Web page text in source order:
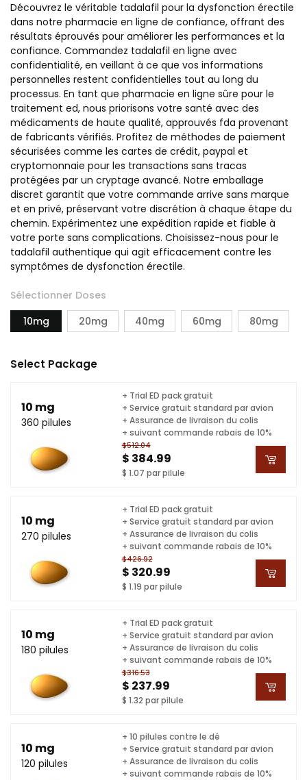
Découvrez le véritable tadalafil pour la dysfonction érectile
dans notre pharmacie en ligne de confiance, offrant des
résultats éprouvés pour améliorer les performances et la
confiance. Commandez tadalafil en ligne avec
confidentialité, en veillant à ce que vos informations
personnelles restent confidentielles tout au long du
processus. En tant que pharmacie en ligne sûre pour le
traitement ed, nous priorisons votre santé avec des
médicaments de haute qualité, approuvés fda provenant
de fabricants vérifiés. Profitez de méthodes de paiement
sécurisées comme les cartes de crédit, paypal et
cryptomonnaie pour les transactions sans tracas
protégées par un cryptage avancé. Notre emballage
discret garantit que votre commande arrive sans marque
et en privé, préservant votre discrétion à chaque étape du
chemin. Expérimentez une expédition rapide et fiable à
votre porte sans complications. Choisissez-nous pour le
tadalafil authentique qui agit efficacement contre les
symptômes de dysfonction érectile.
Sélectionner Doses
10mg
20mg 40mg 60mg 80mg
Select Package
10 mg
360 pilules
$512.04
$ 384.99
$ 1.07 par pilule
+ Trial ED pack gratuit
+ Service gratuit standard par avion
+ Assurance de livraison du colis
+ suivant commande rabais de 10%
10 mg
270 pilules
$426.92
$ 320.99
$ 1.19 par pilule
+ Trial ED pack gratuit
+ Service gratuit standard par avion
+ Assurance de livraison du colis
+ suivant commande rabais de 10%
10 mg
180 pilules
$316.53
$ 237.99
$ 1.32 par pilule
+ Trial ED pack gratuit
+ Service gratuit standard par avion
+ Assurance de livraison du colis
+ suivant commande rabais de 10%
10 mg
120 pilules
+ 10 pilules contre le dé
+ Service gratuit standard par avion
+ Assurance de livraison du colis
+ suivant commande rabais de 10%